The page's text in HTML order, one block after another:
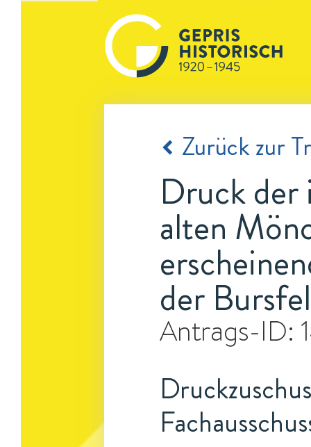
Zurück zur
Druck der
alten
der
Antrags-ID: